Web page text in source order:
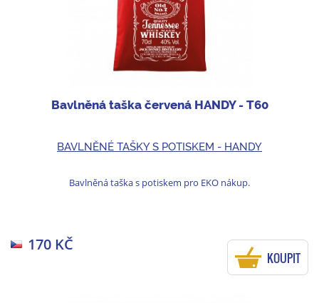
Bavlněná taška červená HANDY - T60
BAVLNĚNÉ TAŠKY S POTISKEM - HANDY
Bavlněná taška s potiskem pro EKO nákup.
170 KČ
KOUPIT